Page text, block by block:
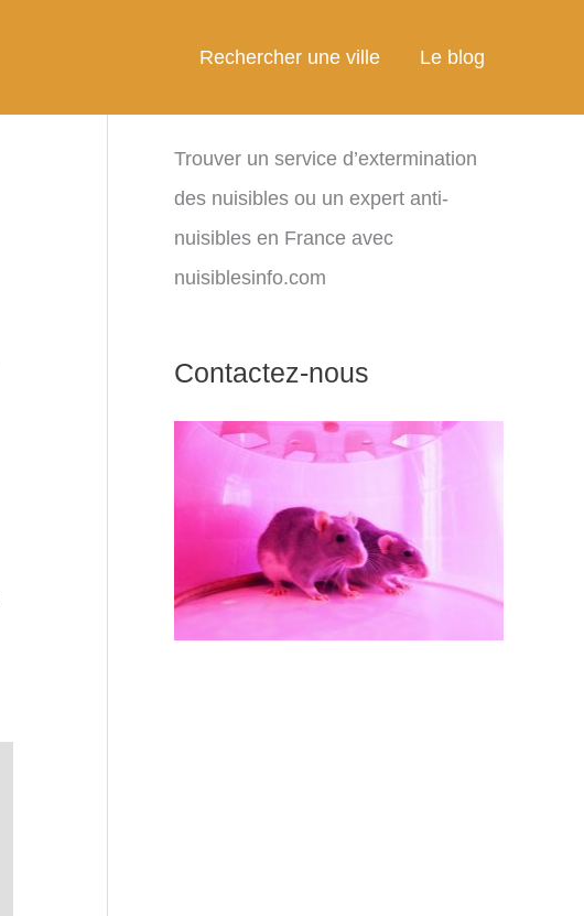
Rechercher une ville Le blog
Trouver un service d’extermination
des nuisibles ou un expert anti-
nuisibles en France avec
nuisiblesinfo.com
Contactez-nous